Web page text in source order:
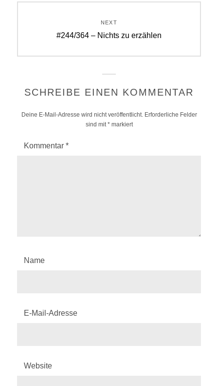
NEXT
Next
#244/364 – Nichts zu erzählen
SCHREIBE EINEN KOMMENTAR
Deine E-Mail-Adresse wird nicht veröffentlicht. Erforderliche Felder
sind mit *markiert
Kommentar *
Name
E-Mail-Adresse
Website